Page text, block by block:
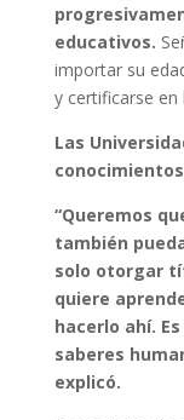
educativos.
importar su
y certificarse en
Las
conocimientos
“Queremos
también
solo otorgar
quiere
hacerlo ahí.
saberes
explicó.